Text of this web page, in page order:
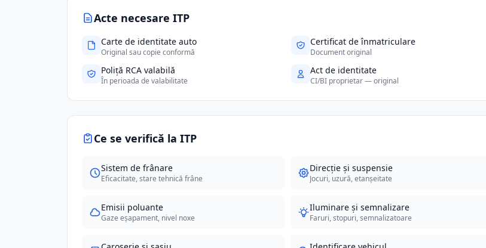
Acte necesare ITP
Carte de identitate auto
Original sau copie conformă
Certificat de înmatriculare
Document original
Poliță RCA valabilă
În perioada de valabilitate
Act de identitate
CI/BI proprietar — original
Ce se verifică la ITP
Sistem de frânare
Eficacitate, stare tehnică frâne
Direcție și suspensie
Jocuri, uzură, etanșeitate
Emisii poluante
Gaze eșapament, nivel noxe
Iluminare și semnalizare
Faruri, stopuri, semnalizatoare